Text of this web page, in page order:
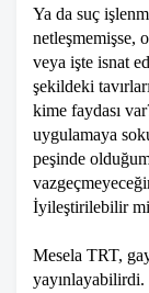
Ya da suç
netleşmemişse,
veya işte isnat
şekildeki
kime faydası
uygulamaya
peşinde
İyileştirilebilir
Mesela TRT,
yayınlayabilirdi.